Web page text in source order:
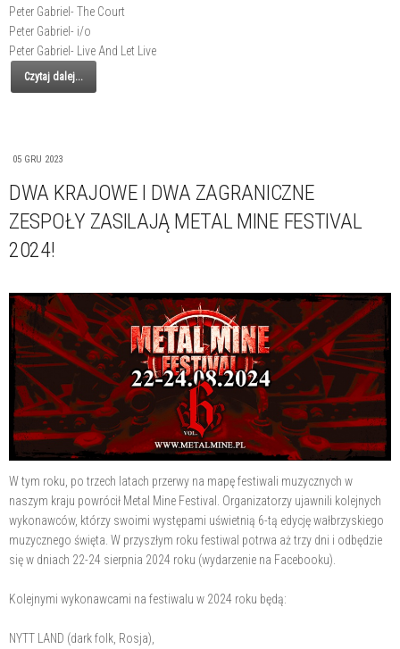
Peter Gabriel- The Court
Peter Gabriel- i/o
Peter Gabriel- Live And Let Live
Czytaj dalej...
05 GRU 2023
DWA KRAJOWE I DWA ZAGRANICZNE
ZESPOŁY ZASILAJĄ METAL MINE FESTIVAL
2024!
W tym roku, po trzech latach przerwy na mapę festiwali muzycznych w
naszym kraju powrócił Metal Mine Festival. Organizatorzy ujawnili kolejnych
wykonawców, którzy swoimi występami uświetnią 6-tą edycję wałbrzyskiego
muzycznego święta. W przyszłym roku festiwal potrwa aż trzy dni i odbędzie
się w dniach 22-24 sierpnia 2024 roku (wydarzenie na Facebooku).
Kolejnymi wykonawcami na festiwalu w 2024 roku będą:
NYTT LAND (dark folk, Rosja),